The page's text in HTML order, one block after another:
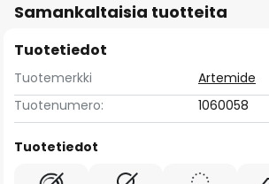
Samankaltaisia tuotteita
Tuotetiedot
Tuotemerkki
Artemide
Tuotenumero:
1060058
Tuotetiedot